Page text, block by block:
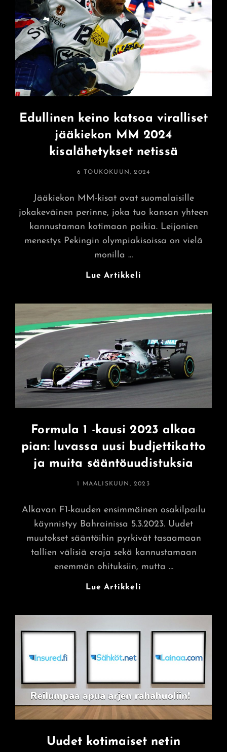
Edullinen keino katsoa viralliset
jääkiekon MM 2024
kisalähetykset netissä
POSTED
6 TOUKOKUUN, 2024
Jääkiekon MM-kisat ovat suomalaisille
jokakeväinen perinne, joka tuo kansan yhteen
kannustaman kotimaan poikia. Leijonien
menestys Pekingin olympiakisoissa on vielä
monilla …
Lue Artikkeli
Viralliset
2024
Kisalähetykset
Netissä
Formula 1 -kausi 2023 alkaa
pian: luvassa uusi budjettikatto
ja muita sääntöuudistuksia
POSTED
1 MAALISKUUN, 2023
Alkavan F1-kauden ensimmäinen osakilpailu
käynnistyy Bahrainissa 5.3.2023. Uudet
muutokset sääntöihin pyrkivät tasaamaan
tallien välisiä eroja sekä kannustamaan
enemmän ohituksiin, mutta …
Lue Artikkeli
2023
Pian:
Uusi
Budjettikatto
Ja
Muita
Uudet kotimaiset netin